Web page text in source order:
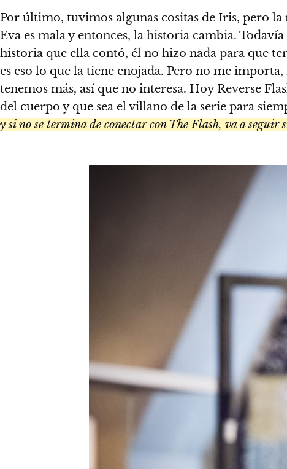
Por último, tuvimos algunas cositas de Iris, pero
Eva es mala y entonces, la historia cambia.
historia que ella contó, él no hizo nada para que
es eso lo que la tiene enojada. Pero no me
tenemos más, así que no interesa. Hoy Reverse
del cuerpo y que sea el villano de la serie para
y si no se termina de conectar con The Flash, va a